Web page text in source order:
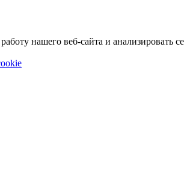
нашего веб-сайта и анализировать